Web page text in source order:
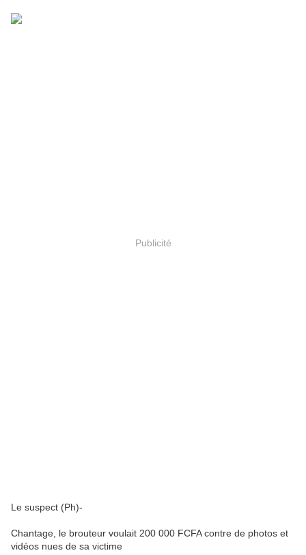
Publicité
Le suspect (Ph)-
Chantage, le brouteur voulait 200 000 FCFA contre de photos et
vidéos nues de sa victime